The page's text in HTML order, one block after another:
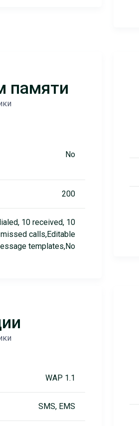
памяти
No
200
10 received, 10
missed calls,Editable
templates,No
WAP 1.1
SMS, EMS